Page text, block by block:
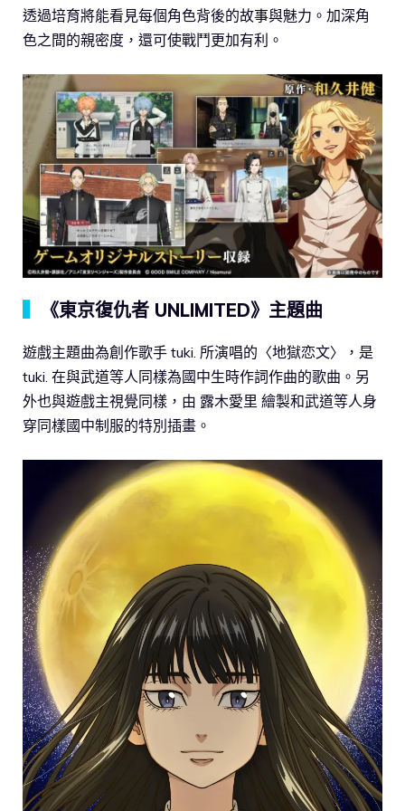
透過培育將能看見每個角色背後的故事與魅力。加深角
色之間的親密度，還可使戰鬥更加有利。
《東京復仇者 UNLIMITED》主題曲
遊戲主題曲為創作歌手 tuki. 所演唱的〈地獄恋文〉，是
tuki. 在與武道等人同樣為國中生時作詞作曲的歌曲。另
外也與遊戲主視覺同樣，由 露木愛里 繪製和武道等人身
穿同樣國中制服的特別插畫。